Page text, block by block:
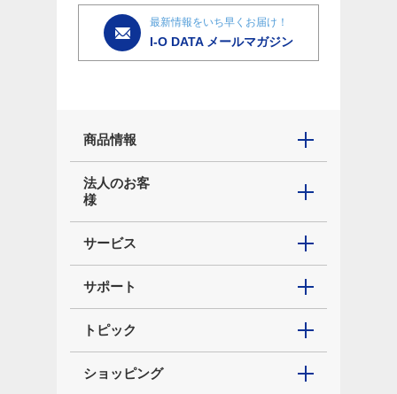
最新情報をいち早くお届け！
I-O DATA メールマガジン
商品情報
法人のお客
様
サービス
サポート
トピック
ショッピング